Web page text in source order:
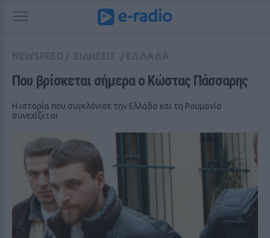
Που βρίσκεται σήμερα ο Κώστας Πάσσαρης
Η ιστορία που συγκλόνισε την Ελλάδα και τη Ρουμανία
συνεχίζεται